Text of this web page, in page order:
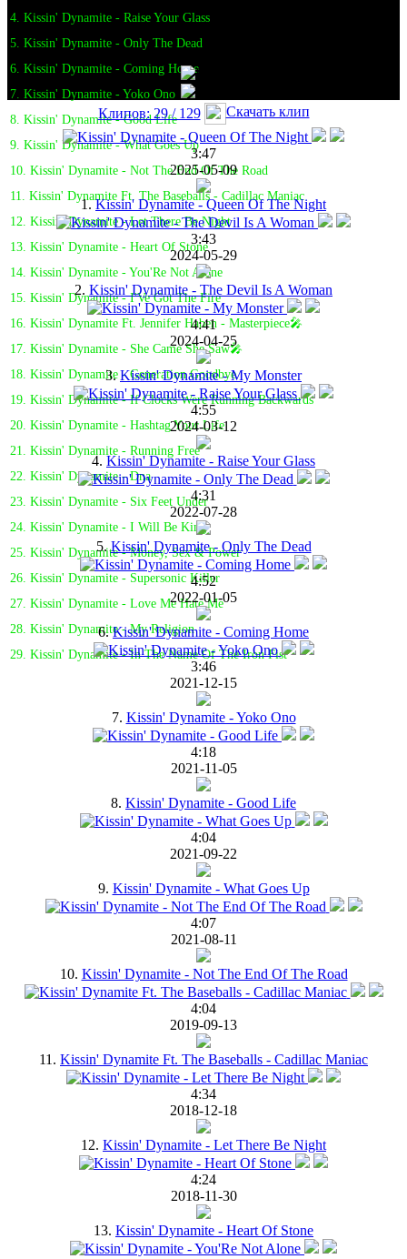
4. Kissin' Dynamite - Raise Your Glass
5. Kissin' Dynamite - Only The Dead
6. Kissin' Dynamite - Coming Home
7. Kissin' Dynamite - Yoko Ono
8. Kissin' Dynamite - Good Life
9. Kissin' Dynamite - What Goes Up
10. Kissin' Dynamite - Not The End Of The Road
11. Kissin' Dynamite Ft. The Baseballs - Cadillac Maniac
12. Kissin' Dynamite - Let There Be Night
13. Kissin' Dynamite - Heart Of Stone
14. Kissin' Dynamite - You'Re Not Alone
15. Kissin' Dynamite - I'Ve Got The Fire
16. Kissin' Dynamite Ft. Jennifer Haben - Masterpiece🎤
17. Kissin' Dynamite - She Came She Saw🎤
18. Kissin' Dynamite - Generation Goodbye
19. Kissin' Dynamite - If Clocks Were Running Backwards
20. Kissin' Dynamite - Hashtag Your Life
21. Kissin' Dynamite - Running Free
22. Kissin' Dynamite - Dna
23. Kissin' Dynamite - Six Feet Under
24. Kissin' Dynamite - I Will Be King
25. Kissin' Dynamite - Money, Sex & Power
26. Kissin' Dynamite - Supersonic Killer
27. Kissin' Dynamite - Love Me Hate Me
28. Kissin' Dynamite - My Religion
29. Kissin' Dynamite - In The Name Of The Iron Fist
Клипов: 29 / 129 Скачать клип
3:47
2025-05-09
1.Kissin' Dynamite - Queen Of The Night
3:43
2024-05-29
2. Kissin' Dynamite - The Devil Is A Woman
4:41
2024-04-25
3.Kissin' Dynamite - My Monster
4:55
2024-03-12
4. Kissin' Dynamite - Raise Your Glass
4:31
2022-07-28
5.Kissin' Dynamite - Only The Dead
4:52
2022-01-05
6.Kissin' Dynamite - Coming Home
3:46
2021-12-15
7. Kissin' Dynamite - Yoko Ono
4:18
2021-11-05
8. Kissin' Dynamite - Good Life
4:04
2021-09-22
9. Kissin' Dynamite - What Goes Up
4:07
2021-08-11
10. Kissin' Dynamite - Not The End Of The Road
4:04
2019-09-13
11. Kissin' Dynamite Ft. The Baseballs - Cadillac Maniac
4:34
2018-12-18
12. Kissin' Dynamite - Let There Be Night
4:24
2018-11-30
13. Kissin' Dynamite - Heart Of Stone